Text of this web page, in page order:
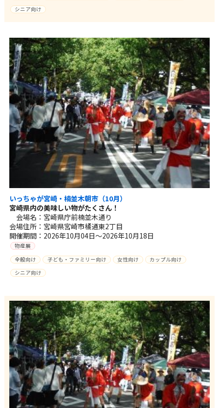
シニア向け
いっちゃが宮崎・楠並木朝市（10月）
宮崎県内の美味しい物がたくさん！
会場名：宮崎県庁前楠並木通り
会場住所：宮崎県宮崎市橘通東2丁目
開催期間：2026年10月04日～2026年10月18日
物産展
全般向け
子ども・ファミリー向け 女性向け
カップル向け
シニア向け